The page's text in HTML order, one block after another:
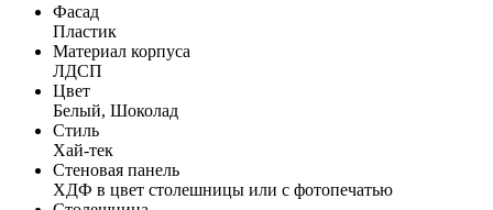
Фасад
Пластик
Материал корпуса
ЛДСП
Цвет
Белый, Шоколад
Стиль
Хай-тек
Стеновая панель
ХДФ в цвет столешницы или с фотопечатью